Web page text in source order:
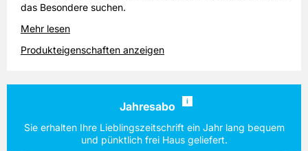
das Besondere suchen.
Mehr lesen
Produkteigenschaften anzeigen
Jahresabo i
Sie erhalten Ihre Lieblingszeitschrift ein Jahr lang bequem
und pünktlich frei Haus geliefert.